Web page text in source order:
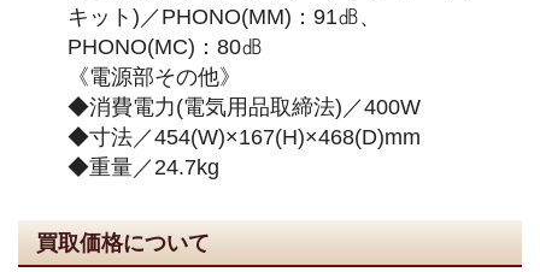
キット)／PHONO(MM)：91㏈、
PHONO(MC)：80㏈
《電源部その他》
◆消費電力(電気用品取締法)／400W
◆寸法／454(W)×167(H)×468(D)mm
◆重量／24.7kg
買取価格について